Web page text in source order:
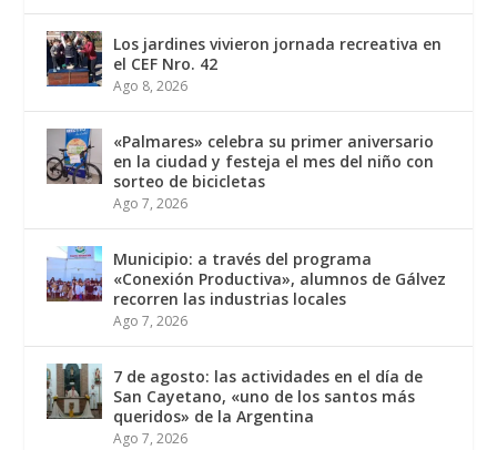
Los jardines vivieron jornada recreativa en
el CEF Nro. 42
Ago 8, 2026
«Palmares» celebra su primer aniversario
en la ciudad y festeja el mes del niño con
sorteo de bicicletas
Ago 7, 2026
Municipio: a través del programa
«Conexión Productiva», alumnos de Gálvez
recorren las industrias locales
Ago 7, 2026
7 de agosto: las actividades en el día de
San Cayetano, «uno de los santos más
queridos» de la Argentina
Ago 7, 2026